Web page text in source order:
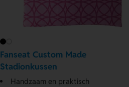
Fanseat Custom Made
Stadionkussen
Handzaam en praktisch